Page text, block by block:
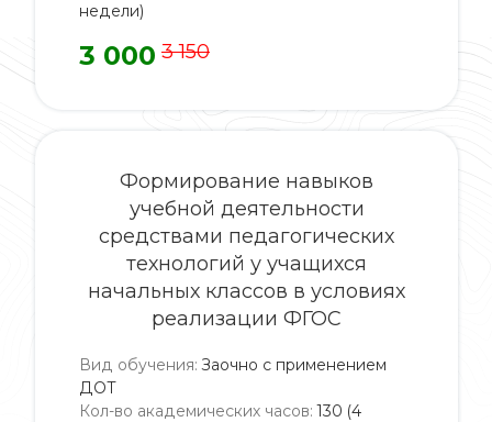
недели)
3 000 3 150
Формирование навыков
учебной деятельности
средствами педагогических
технологий у учащихся
начальных классов в условиях
реализации ФГОС
Вид обучения: Заочно с применением
ДОТ
Кол-во академических часов: 130 (4